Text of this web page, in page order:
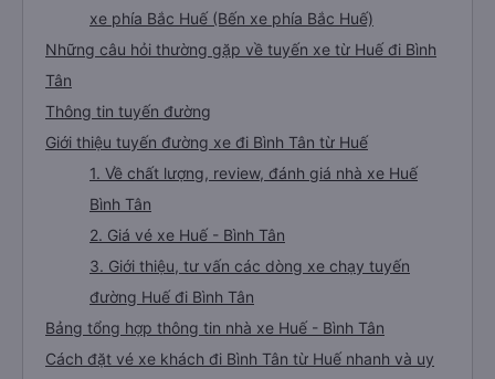
xe phía Bắc Huế (Bến xe phía Bắc Huế)
Những câu hỏi thường gặp về tuyến xe từ Huế đi Bình
Tân
Thông tin tuyến đường
Giới thiệu tuyến đường xe đi Bình Tân từ Huế
1. Về chất lượng, review, đánh giá nhà xe Huế
Bình Tân
2. Giá vé xe Huế - Bình Tân
3. Giới thiệu, tư vấn các dòng xe chạy tuyến
đường Huế đi Bình Tân
Bảng tổng hợp thông tin nhà xe Huế - Bình Tân
Cách đặt vé xe khách đi Bình Tân từ Huế nhanh và uy